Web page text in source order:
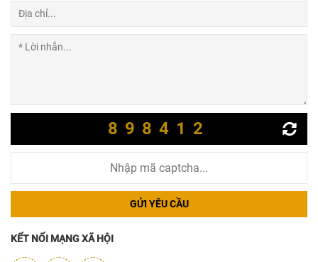
898412
GỬI YÊU CẦU
KẾT NỐI MẠNG XÃ HỘI